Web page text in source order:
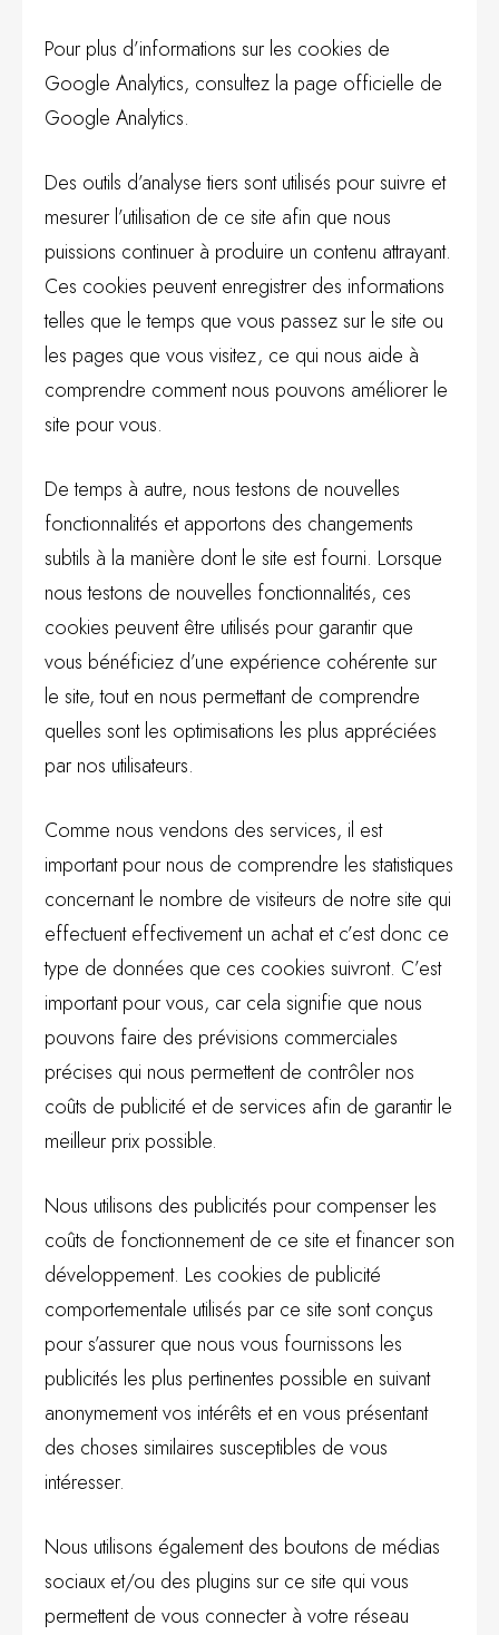
Pour plus d’informations sur les cookies de
Google Analytics, consultez la page officielle de
Google Analytics.
Des outils d’analyse tiers sont utilisés pour suivre et
mesurer l’utilisation de ce site afin que nous
puissions continuer à produire un contenu attrayant.
Ces cookies peuvent enregistrer des informations
telles que le temps que vous passez sur le site ou
les pages que vous visitez, ce qui nous aide à
comprendre comment nous pouvons améliorer le
site pour vous.
De temps à autre, nous testons de nouvelles
fonctionnalités et apportons des changements
subtils à la manière dont le site est fourni. Lorsque
nous testons de nouvelles fonctionnalités, ces
cookies peuvent être utilisés pour garantir que
vous bénéficiez d’une expérience cohérente sur
le site, tout en nous permettant de comprendre
quelles sont les optimisations les plus appréciées
par nos utilisateurs.
Comme nous vendons des services, il est
important pour nous de comprendre les statistiques
concernant le nombre de visiteurs de notre site qui
effectuent effectivement un achat et c’est donc ce
type de données que ces cookies suivront. C’est
important pour vous, car cela signifie que nous
pouvons faire des prévisions commerciales
précises qui nous permettent de contrôler nos
coûts de publicité et de services afin de garantir le
meilleur prix possible.
Nous utilisons des publicités pour compenser les
coûts de fonctionnement de ce site et financer son
développement. Les cookies de publicité
comportementale utilisés par ce site sont conçus
pour s’assurer que nous vous fournissons les
publicités les plus pertinentes possible en suivant
anonymement vos intérêts et en vous présentant
des choses similaires susceptibles de vous
intéresser.
Nous utilisons également des boutons de médias
sociaux et/ou des plugins sur ce site qui vous
permettent de vous connecter à votre réseau